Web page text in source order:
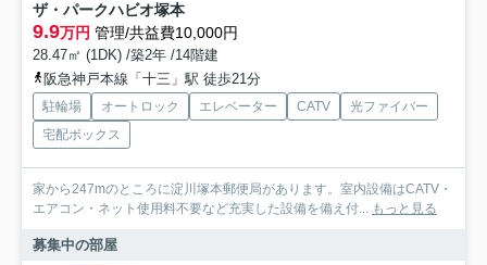
ザ・パークハビオ塚本
9.9万円 管理/共益費10,000円
28.47㎡ (1DK) /築2年 /14階建
阪急神戸本線「十三」駅 徒歩21分
駐輪場 オートロック エレベーター CATV
光ファイバー
宅配ボックス
家から247mのところに淀川塚本郵便局があります。室内設備はCATV・
エアコン・ネット使用料不要など充実した設備を備え付... もっと見る
募集中の部屋